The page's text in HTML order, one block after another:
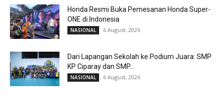
Honda Resmi Buka Pemesanan Honda Super-
ONE di Indonesia
NASIONAL 6 August, 2026
Dari Lapangan Sekolah ke Podium Juara: SMP
KP Ciparay dan SMP...
NASIONAL 6 August, 2026